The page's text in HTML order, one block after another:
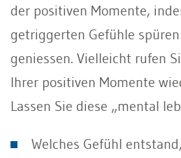
der positiven Momente,
getriggerten Gefühle
geniessen. Vielleicht rufen
Ihrer positiven Momente
Lassen Sie diese „mental
Welches Gefühl